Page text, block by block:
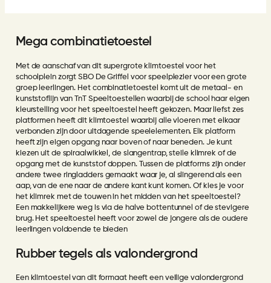
Mega combinatietoestel
Met de aanschaf van dit supergrote klimtoestel voor het
schoolplein zorgt SBO De Griffel voor speelplezier voor een grote
groep leerlingen. Het combinatietoestel komt uit de metaal- en
kunststoflijnvan TnT Speeltoestellen waarbij de school haar eigen
kleurstelling voor het speeltoestel heeft gekozen. Maar liefst zes
platformen heeft dit klimtoestel waarbij alle vloeren met elkaar
verbonden zijn door uitdagende speelelementen. Elk platform
heeft zijn eigen opgang naar boven of naar beneden. Je kunt
kiezen uit de spiraalwikkel, de slangentrap, steile klimrek of de
opgang met de kunststof doppen. Tussen de platforms zijn onder
andere twee ringladders gemaakt waar je, al slingerend als een
aap, van de ene naar de andere kant kunt komen. Of kies je voor
het klimrek met de touwen in het midden van het speeltoestel?
Een makkelijkere weg is via de halve bottentunnel of de stevigere
brug. Het speeltoestel heeft voor zowel de jongere als de oudere
leerlingen voldoende te bieden
Rubber tegels als valondergrond
Een klimtoestel van dit formaat heeft een veilige valondergrond